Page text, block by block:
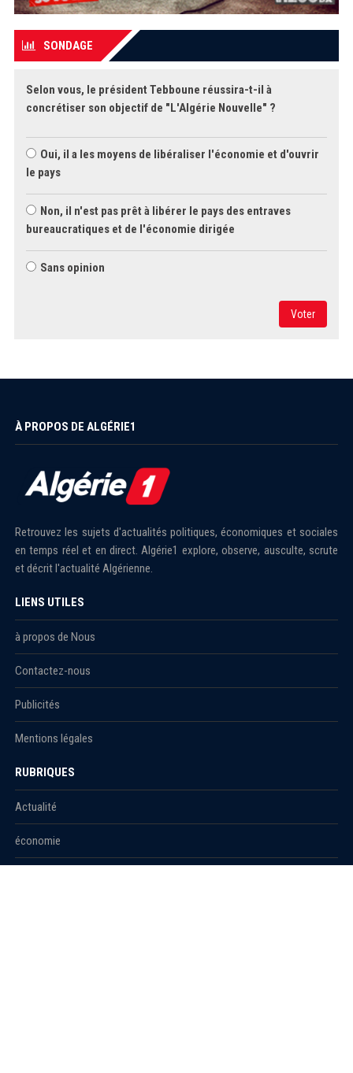
SONDAGE
Selon vous, le président Tebboune réussira-t-il à
concrétiser son objectif de "L'Algérie Nouvelle" ?
Oui, il a les moyens de libéraliser l'économie et d'ouvrir
le pays
Non, il n'est pas prêt à libérer le pays des entraves
bureaucratiques et de l'économie dirigée
Sans opinion
Voter
À PROPOS DE ALGÉRIE1
Retrouvez les sujets d'actualités politiques, économiques et sociales
en temps réel et en direct. Algérie1 explore, observe, ausculte, scrute
et décrit l'actualité Algérienne.
LIENS UTILES
à propos de Nous
Contactez-nous
Publicités
Mentions légales
RUBRIQUES
Actualité
économie